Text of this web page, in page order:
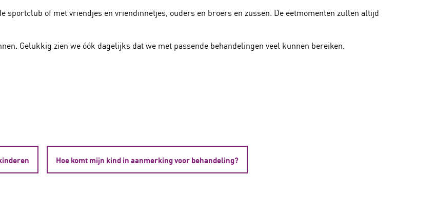
sportclub of met vriendjes en vriendinnetjes, ouders en broers en zussen. De eetmomenten zullen altijd
Gelukkig zien we óók dagelijks dat we met passende behandelingen veel kunnen bereiken.
Hoe komt mijn kind in aanmerking voor behandeling?